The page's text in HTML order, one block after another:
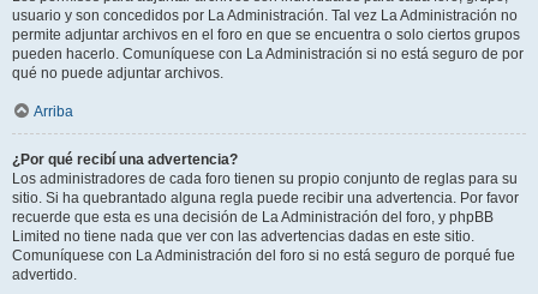
usuario y son concedidos por La Administración. Tal vez La Administración no
permite adjuntar archivos en el foro en que se encuentra o solo ciertos grupos
pueden hacerlo. Comuníquese con La Administración si no está seguro de por
qué no puede adjuntar archivos.
Arriba
¿Por qué recibí una advertencia?
Los administradores de cada foro tienen su propio conjunto de reglas para su
sitio. Si ha quebrantado alguna regla puede recibir una advertencia. Por favor
recuerde que esta es una decisión de La Administración del foro, y phpBB
Limited no tiene nada que ver con las advertencias dadas en este sitio.
Comuníquese con La Administración del foro si no está seguro de porqué fue
advertido.